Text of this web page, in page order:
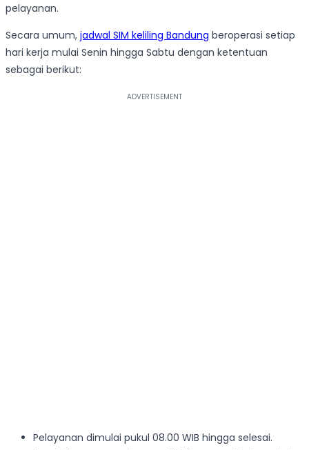
pelayanan.
Secara umum, jadwal SIM keliling Bandung beroperasi setiap
hari kerja mulai Senin hingga Sabtu dengan ketentuan
sebagai berikut:
Pelayanan dimulai pukul 08.00 WIB hingga selesai.